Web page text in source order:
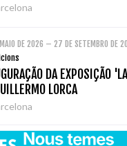
DE 2026 – 27 DE SETEMBRO DE
DA EXPOSIÇÃO
LORCA